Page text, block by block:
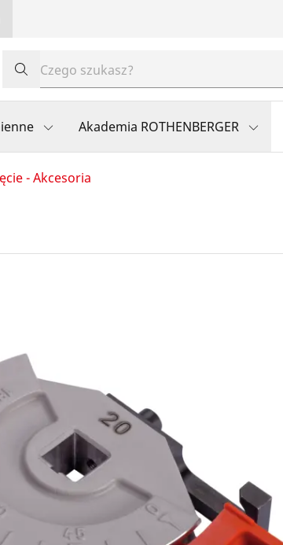
Akademia ROTHENBERGER
- Akcesoria